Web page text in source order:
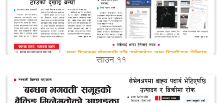
साउन ११